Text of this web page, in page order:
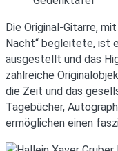
Die Original-Gitarre,
Nacht“ begleitete, ist
ausgestellt und das
zahlreiche
die Zeit und das
Tagebücher,
ermöglichen einen